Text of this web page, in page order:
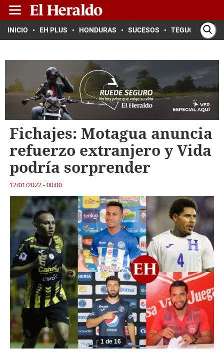
INICIO EH PLUS HONDURAS SUCESOS TEGUCIGALPA
Fichajes: Motagua anuncia
refuerzo extranjero y Vida
podría sorprender
12/01/2022 - 00:00
1 de 16